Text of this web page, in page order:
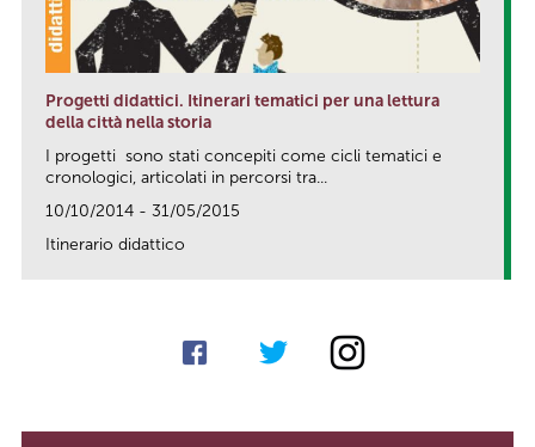
Progetti didattici. Itinerari tematici per una lettura
della città nella storia
I progetti sono stati concepiti come cicli tematici e
cronologici, articolati in percorsi tra...
10/10/2014 - 31/05/2015
Itinerario didattico